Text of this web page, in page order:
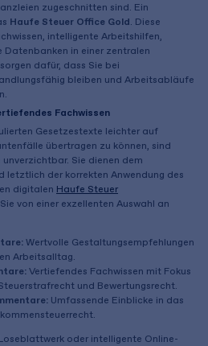
zugeschnitten sind. Ein
Haufe Steuer Office Gold. Diese
intelligente Arbeitshilfen,
Datenbanken in einer zentralen
dafür, dass Sie bei
bleiben und Arbeitsabläufe
Fachwissen
Gesetzestexte leichter auf
übertragen zu können, sind
Sie dienen dem
letztlich der korrekten Anwendung des
digitalen Haufe Steuer
von einer exzellenten Auswahl an
Wertvolle Gestaltungsempfehlungen
Arbeitsalltag.
Vertiefendes Fachwissen mit Fokus
und Bewertungsrecht.
Umfassende Einblicke in das
oder intelligente Online-